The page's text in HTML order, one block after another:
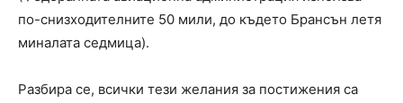
по-снизходителните 50 мили, до където Брансън летя
миналата седмица).
Разбира се, всички тези желания за постижения са